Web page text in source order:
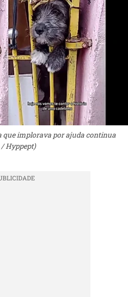
que implorava por ajuda continua
Hyppept)